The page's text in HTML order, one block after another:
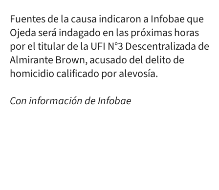
Fuentes de la causa indicaron a Infobae que
Ojeda será indagado en las próximas horas
por el titular de la UFI N°3 Descentralizada de
Almirante Brown, acusado del delito de
homicidio calificado por alevosía.
Con información de Infobae